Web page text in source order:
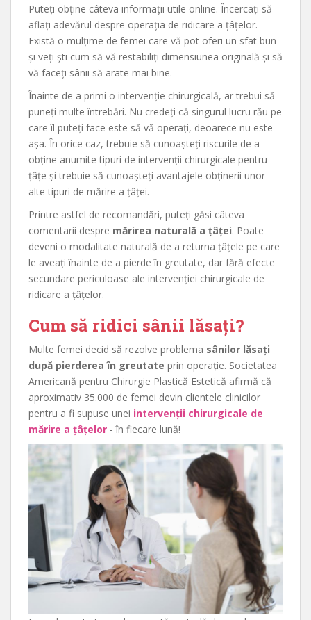
Puteți obține câteva informații utile online. Încercați să
aflați adevărul despre operația de ridicare a țâțelor.
Există o mulțime de femei care vă pot oferi un sfat bun
și veți ști cum să vă restabiliți dimensiunea originală și să
vă faceți sânii să arate mai bine.
Înainte de a primi o intervenție chirurgicală, ar trebui să
puneți multe întrebări. Nu credeți că singurul lucru rău pe
care îl puteți face este să vă operați, deoarece nu este
așa. În orice caz, trebuie să cunoașteți riscurile de a
obține anumite tipuri de intervenții chirurgicale pentru
țâțe și trebuie să cunoașteți avantajele obținerii unor
alte tipuri de mărire a țâței.
Printre astfel de recomandări, puteți găsi câteva
comentarii despre mărirea naturală a țâței. Poate
deveni o modalitate naturală de a returna țâțele pe care
le aveați înainte de a pierde în greutate, dar fără efecte
secundare periculoase ale intervenției chirurgicale de
ridicare a țâțelor.
Cum să ridici sânii lăsați?
Multe femei decid să rezolve problema sânilor lăsați
după pierderea în greutate prin operație. Societatea
Americană pentru Chirurgie Plastică Estetică afirmă că
aproximativ 35.000 de femei devin clientele clinicilor
pentru a fi supuse unei intervenții chirurgicale de
mărire a țâțelor - în fiecare lună!